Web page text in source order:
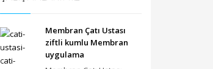
Membran Çatı Ustası
ziftli kumlu Membran
uygulama